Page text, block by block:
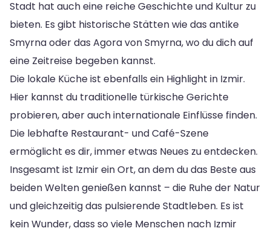
Stadt hat auch eine reiche Geschichte und Kultur zu
bieten. Es gibt historische Stätten wie das antike
Smyrna oder das Agora von Smyrna, wo du dich auf
eine Zeitreise begeben kannst.
Die lokale Küche ist ebenfalls ein Highlight in Izmir.
Hier kannst du traditionelle türkische Gerichte
probieren, aber auch internationale Einflüsse finden.
Die lebhafte Restaurant- und Café-Szene
ermöglicht es dir, immer etwas Neues zu entdecken.
Insgesamt ist Izmir ein Ort, an dem du das Beste aus
beiden Welten genießen kannst – die Ruhe der Natur
und gleichzeitig das pulsierende Stadtleben. Es ist
kein Wunder, dass so viele Menschen nach Izmir